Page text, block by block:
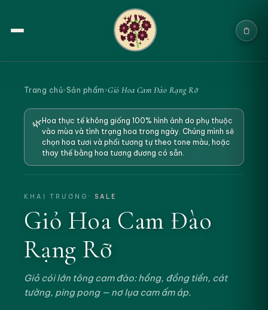
Sản phẩm
Cưới & Sự kiện
Blogs
Chính sách
Địa chỉ & Liên hệ
Tìm sản phẩm
Trang chủ›Sản phẩm ›Giỏ Hoa Cam Đào Rạng Rỡ
🌿 Hoa thực tế không giống 100% hình ảnh do phụ thuộc
vào mùa và tình trạng hoa trong ngày. Chúng mình sẽ
chọn hoa tươi và phối tương tự theo tone màu, hoặc
thay thế bằng hoa tương đương có sẵn.
KHAI TRƯƠNG · SALE
Giỏ Hoa Cam Đào
Rạng Rỡ
Giỏ cói lớn tông cam đào: hồng, đồng tiền, cát
tường, ping pong — nơ lụa cam ấm áp.